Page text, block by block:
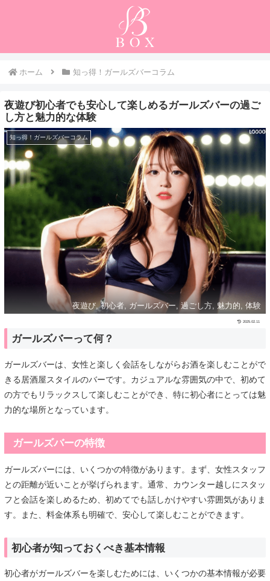
ホーム 知っ得！ガールズバーコラム
夜遊び初心者でも安心して楽しめるガールズバーの過ご
し方と魅力的な体験
知っ得！ガールズバーコラム
夜遊び, 初心者, ガールズバー, 過ごし方, 魅力的, 体験
2025.02.11
ガールズバーって何？
ガールズバーは、女性と楽しく会話をしながらお酒を楽しむことがで
きる居酒屋スタイルのバーです。カジュアルな雰囲気の中で、初めて
の方でもリラックスして楽しむことができ、特に初心者にとっては魅
力的な場所となっています。
ガールズバーの特徴
ガールズバーには、いくつかの特徴があります。まず、女性スタッフ
との距離が近いことが挙げられます。通常、カウンター越しにスタッ
フと会話を楽しめるため、初めてでも話しかけやすい雰囲気がありま
す。また、料金体系も明確で、安心して楽しむことができます。
初心者が知っておくべき基本情報
初心者がガールズバーを楽しむためには、いくつかの基本情報が必要